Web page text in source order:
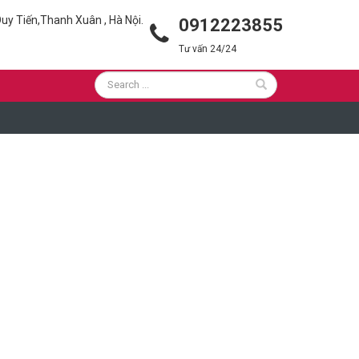
Tiến,Thanh Xuân , Hà Nội. 0912223855
Tư vấn 24/24